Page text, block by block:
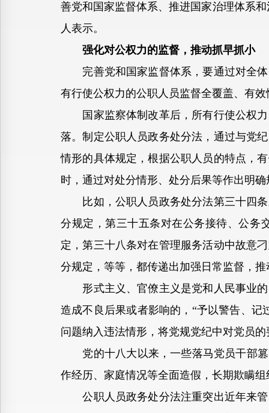
善党和国家监督体系、推进国家治理体系
人表示。
强化对公权力的监督，推动抓早抓小
完善党和国家监督体系，要通过对全体
有行使公权力的公职人员监督全覆盖、有
国家监察体制改革后，所有行使公权力
落。制定公职人员政务处分法，通过与党
情形的具体规定，根据公职人员的特点，
时，通过对处分情形、处分后果等作出明
比如，公职人员政务处分法第三十四条
分规定，第三十五条对在公务接待、公务
定，第三十八条对在管理服务活动中故意
分规定，等等，都传递出加强日常监督，
形式主义、官僚主义是党和人民事业的
造成不良后果或者影响的，“予以警告、
问题纳入违法情形，将党规党纪中对党员
党的十八大以来，一些落马党员干部篡
作经历、家庭情况等全面造假，长期欺瞒
公职人员政务处分法注重突出近年来管